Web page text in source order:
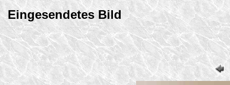
Eingesendetes Bild